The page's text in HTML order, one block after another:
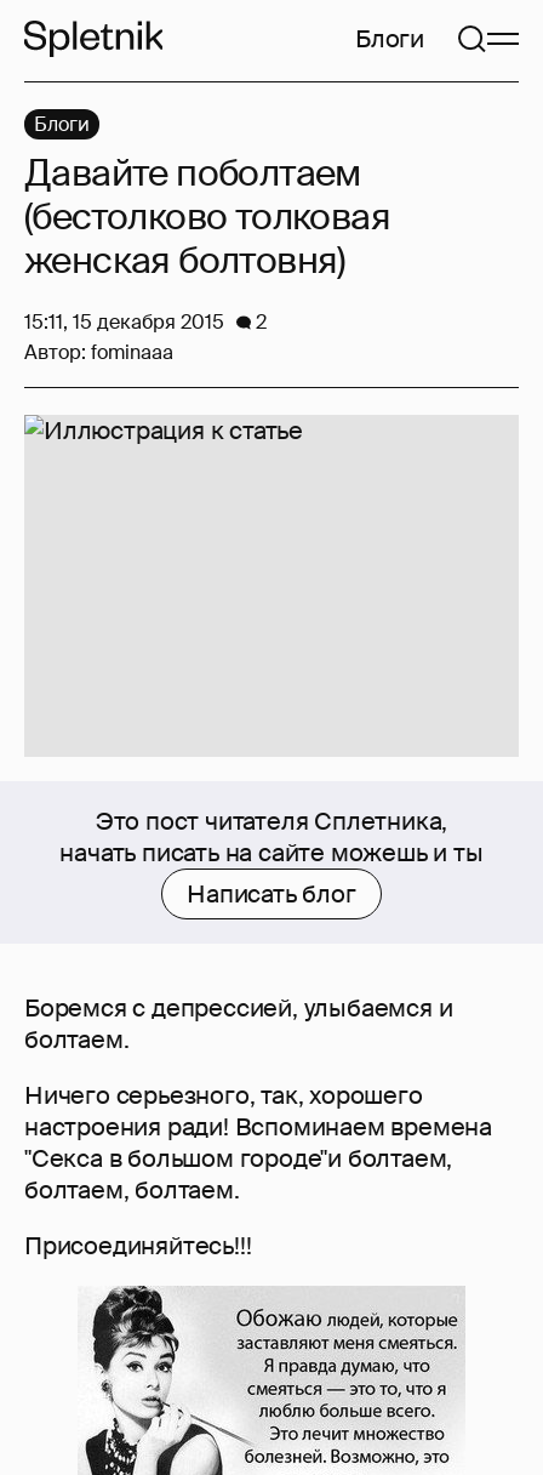
Блоги
Это пост читателя Сплетника,
начать писать на сайте можешь и ты
Написать блог
Боремся с депрессией, улыбаемся и
болтаем.
Ничего серьезного, так, хорошего
настроения ради! Вспоминаем времена
"Секса в большом городе"и болтаем,
болтаем, болтаем.
Присоединяйтесь!!!
Блоги
Давайте поболтаем
(бестолково толковая
женская болтовня)
15:11, 15 декабря 2015
2
Автор: fominaaa